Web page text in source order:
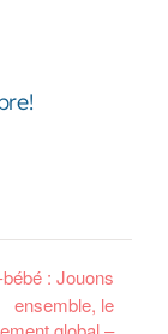
: Jouons
ensemble, le